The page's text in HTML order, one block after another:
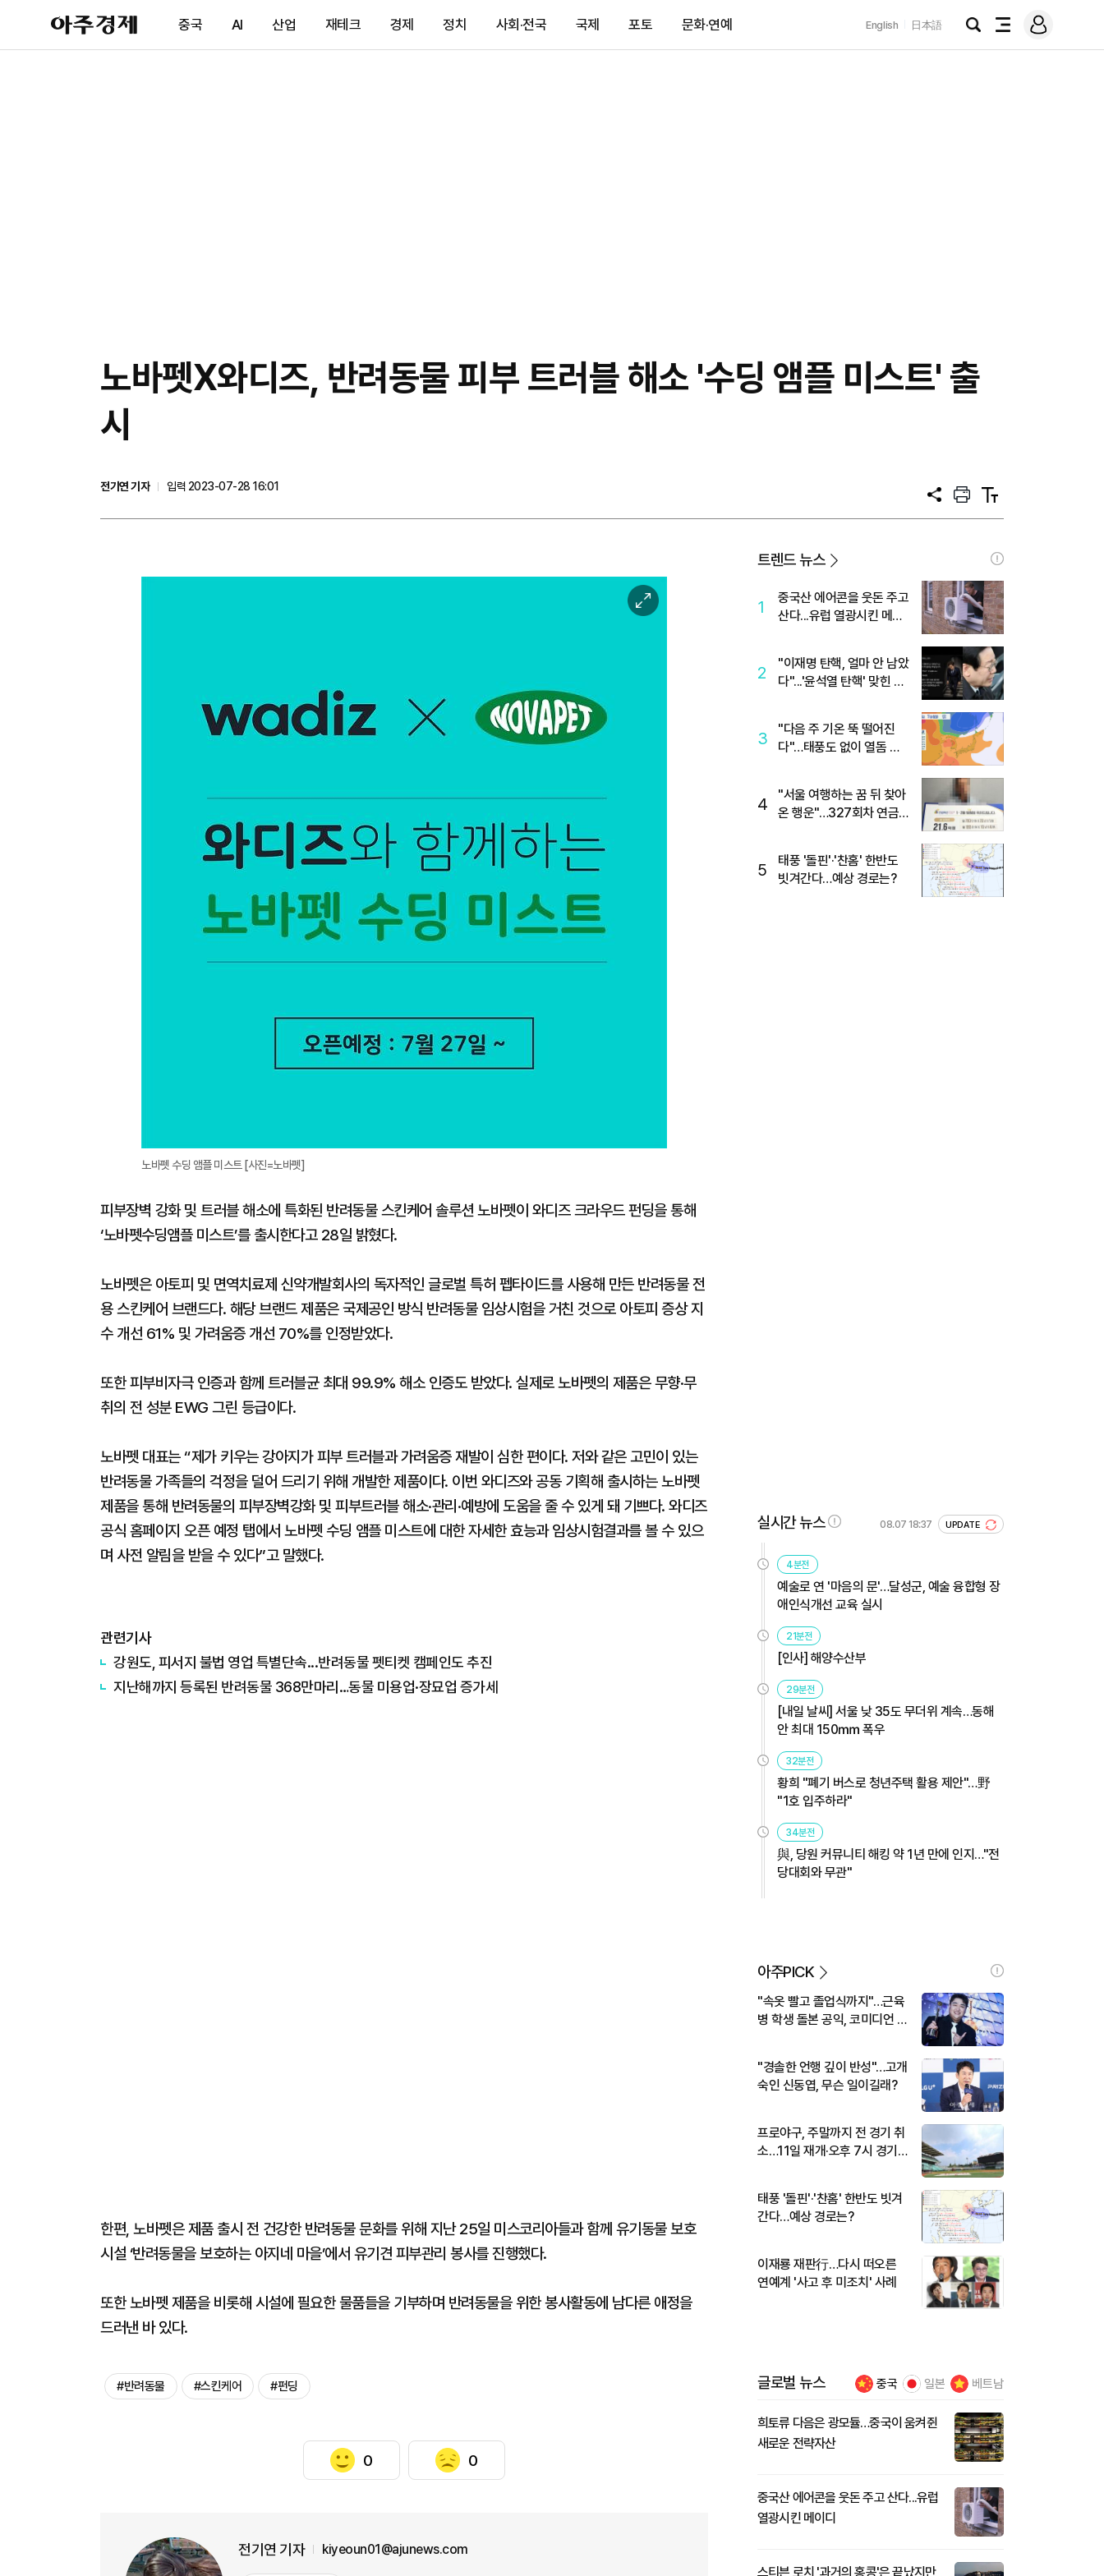
아
주
제
중국 AI 산업 재테크 경제 정치 사회·전국 국제 포토 문화·연예 English 日本語
검
전
메
그
노바펫X와디즈, 반려동물 피부 트러블 해소 '수딩 앰플 미스트' 출
시
전기연 기자
입력 2023-07-28 16:01
공
프
트
텍
트
이
미
노바펫 수딩 앰플 미스트 [사진=노바펫]
피부장벽 강화 및 트러블 해소에 특화된 반려동물 스킨케어 솔루션 노바펫이 와디즈 크라우드 펀딩을 통해
‘노바펫수딩앰플 미스트’를 출시한다고 28일 밝혔다.
노바펫은 아토피 및 면역치료제 신약개발회사의 독자적인 글로벌 특허 펩타이드를 사용해 만든 반려동물 전
용 스킨케어 브랜드다. 해당 브랜드 제품은 국제공인 방식 반려동물 임상시험을 거친 것으로 아토피 증상 지
수 개선 61% 및 가려움증 개선 70%를 인정받았다.
또한 피부비자극 인증과 함께 트러블균 최대 99.9% 해소 인증도 받았다. 실제로 노바펫의 제품은 무향·무
취의 전 성분 EWG 그린 등급이다.
노바펫 대표는 “제가 키우는 강아지가 피부 트러블과 가려움증 재발이 심한 편이다. 저와 같은 고민이 있는
반려동물 가족들의 걱정을 덜어 드리기 위해 개발한 제품이다. 이번 와디즈와 공동 기획해 출시하는 노바펫
제품을 통해 반려동물의 피부장벽강화 및 피부트러블 해소·관리·예방에 도움을 줄 수 있게 돼 기쁘다. 와디즈
공식 홈페이지 오픈 예정 탭에서 노바펫 수딩 앰플 미스트에 대한 자세한 효능과 임상시험결과를 볼 수 있으
며 사전 알림을 받을 수 있다”고 말했다.
관련기사
강원도, 피서지 불법 영업 특별단속...반려동물 펫티켓 캠페인도 추진
지난해까지 등록된 반려동물 368만마리…동물 미용업·장묘업 증가세
한편, 노바펫은 제품 출시 전 건강한 반려동물 문화를 위해 지난 25일 미스코리아들과 함께 유기동물 보호
시설 ‘반려동물을 보호하는 아지네 마을’에서 유기견 피부관리 봉사를 진행했다.
또한 노바펫 제품을 비롯해 시설에 필요한 물품들을 기부하며 반려동물을 위한 봉사활동에 남다른 애정을
드러낸 바 있다.
#반려동물 #스킨케어 #펀딩
0 0
전기연 기자 kiyeoun01@ajunews.com
트렌드 뉴스
1
중국산 에어콘을 웃돈 주고
산다...유럽 열광시킨 메이
2
"이재명 탄핵, 얼마 안 남았
다"...'윤석열 탄핵' 맞힌 무
3
"다음 주 기온 뚝 떨어진
다"…태풍도 없이 열돔 박
4
"서울 여행하는 꿈 뒤 찾아
온 행운"…327회차 연금
5
태풍 '돌핀'·'찬홈' 한반도
빗겨간다…예상 경로는?
실시간 뉴스 08.07 18:37 UPDATE
4분전
예술로 연 '마음의 문'…달성군, 예술 융합형 장
애인식개선 교육 실시
21분전
[인사] 해양수산부
29분전
[내일 날씨] 서울 낮 35도 무더위 계속…동해
안 최대 150㎜ 폭우
32분전
황희 "폐기 버스로 청년주택 활용 제안"…野
"1호 입주하라"
34분전
與, 당원 커뮤니티 해킹 약 1년 만에 인지…"전
당대회와 무관"
아주PICK
"속옷 빨고 졸업식까지"…근육
병 학생 돌본 공익, 코미디언 김
"경솔한 언행 깊이 반성"…고개
숙인 신동엽, 무슨 일이길래?
프로야구, 주말까지 전 경기 취
소…11일 재개·오후 7시 경기
태풍 '돌핀'·'찬홈' 한반도 빗겨
간다…예상 경로는?
이재룡 재판行…다시 떠오른
연예계 '사고 후 미조치' 사례
글로벌 뉴스 중국 일본 베트남
희토류 다음은 광모듈…중국이 움켜쥔
새로운 전략자산
중국산 에어콘을 웃돈 주고 산다...유럽
열광시킨 메이디
스티븐 로치 '과거의 홍콩'은 끝났지만